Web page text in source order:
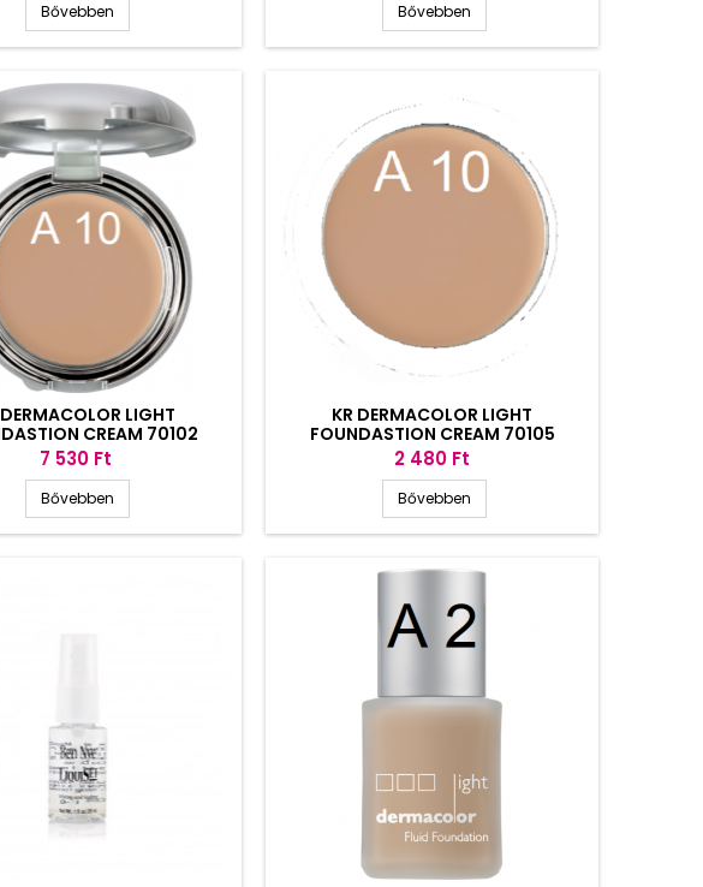
Bővebben Bővebben
LIGHT
CREAM 70102
Ár
7 530 Ft
Bővebben
KR DERMACOLOR LIGHT
FOUNDASTION CREAM 70105
Ár
2 480 Ft
Bővebben